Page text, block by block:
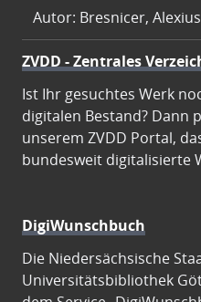
Autor: Bresnicer, Alexius
ZVDD - Zentrales
Ist Ihr gesuchtes Werk
digitalen Bestand? Dann
unserem ZVDD Portal,
bundesweit digitalisierte
DigiWunschbuch
Die Niedersächsische
Universitätsbibliothek